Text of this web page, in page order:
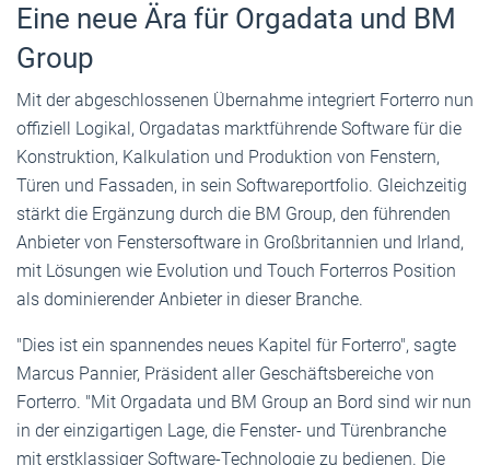
Eine neue Ära für Orgadata und BM
Group
Mit der abgeschlossenen Übernahme integriert Forterro nun
offiziell Logikal, Orgadatas marktführende Software für die
Konstruktion, Kalkulation und Produktion von Fenstern,
Türen und Fassaden, in sein Softwareportfolio. Gleichzeitig
stärkt die Ergänzung durch die BM Group, den führenden
Anbieter von Fenstersoftware in Großbritannien und Irland,
mit Lösungen wie Evolution und Touch Forterros Position
als dominierender Anbieter in dieser Branche.
"Dies ist ein spannendes neues Kapitel für Forterro", sagte
Marcus Pannier, Präsident aller Geschäftsbereiche von
Forterro. "Mit Orgadata und BM Group an Bord sind wir nun
in der einzigartigen Lage, die Fenster- und Türenbranche
mit erstklassiger Software-Technologie zu bedienen. Die